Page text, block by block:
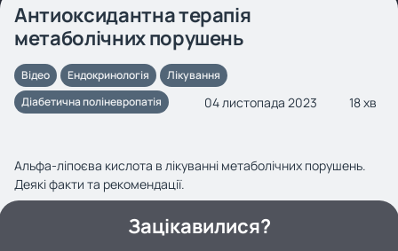
Антиоксидантна терапія
метаболічних порушень
Відео Ендокринологія
Лікування
Діабетична поліневропатія
04 листопада 2023 18 хв
Альфа-ліпоєва кислота в лікуванні метаболічних порушень.
Деякі факти та рекомендації.
Зацікавилися?